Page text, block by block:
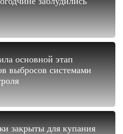
основной этап
выбросов системами
закрыты для купания